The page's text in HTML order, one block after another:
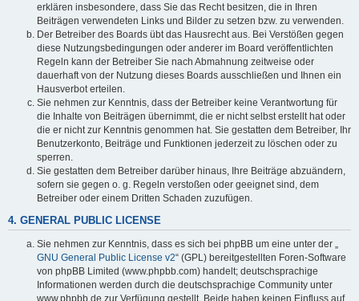
erklären insbesondere, dass Sie das Recht besitzen, die in Ihren
Beiträgen verwendeten Links und Bilder zu setzen bzw. zu verwenden.
Der Betreiber des Boards übt das Hausrecht aus. Bei Verstößen gegen
diese Nutzungsbedingungen oder anderer im Board veröffentlichten
Regeln kann der Betreiber Sie nach Abmahnung zeitweise oder
dauerhaft von der Nutzung dieses Boards ausschließen und Ihnen ein
Hausverbot erteilen.
Sie nehmen zur Kenntnis, dass der Betreiber keine Verantwortung für
die Inhalte von Beiträgen übernimmt, die er nicht selbst erstellt hat oder
die er nicht zur Kenntnis genommen hat. Sie gestatten dem Betreiber, Ihr
Benutzerkonto, Beiträge und Funktionen jederzeit zu löschen oder zu
sperren.
Sie gestatten dem Betreiber darüber hinaus, Ihre Beiträge abzuändern,
sofern sie gegen o. g. Regeln verstoßen oder geeignet sind, dem
Betreiber oder einem Dritten Schaden zuzufügen.
4. GENERAL PUBLIC LICENSE
Sie nehmen zur Kenntnis, dass es sich bei phpBB um eine unter der „
GNU General Public License v2“ (GPL) bereitgestellten Foren-Software
von phpBB Limited (www.phpbb.com) handelt; deutschsprachige
Informationen werden durch die deutschsprachige Community unter
www.phpbb.de zur Verfügung gestellt. Beide haben keinen Einfluss auf